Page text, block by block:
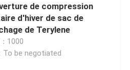
de compression
d'hiver de sac de
de Terylene
1000
To be negotiated